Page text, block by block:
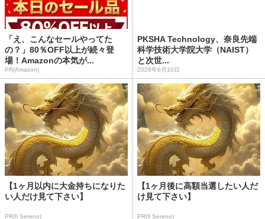
「え、こんなセールやってた
の？」80％OFF以上が続々登
場！Amazonの本気が...
PR(Amazon)
PKSHA Technology、奈良先端
科学技術大学院大学（NAIST）
と次世...
2026年6月10日
【1ヶ月以内に大金持ちになりた
い人だけ見て下さい】
PR(Il Sereno)
【1ヶ月後に高額当選したい人だ
け見て下さい】
PR(Il Sereno)